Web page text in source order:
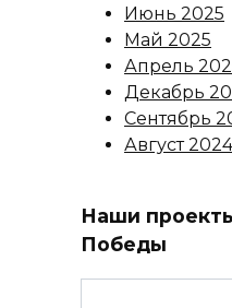
Июнь 2025
Май 2025
Апрель
Декабрь
Сентябрь
Август 2024
Наши
Победы